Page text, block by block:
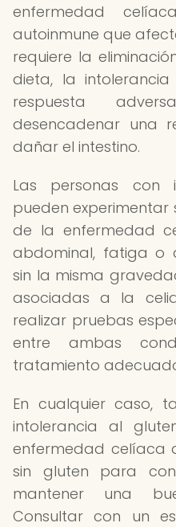
enfermedad
autoinmune que
requiere la
dieta, la
respuesta
desencadenar una
dañar el intestino.
Las personas con
pueden experimentar
de la enfermedad
abdominal, fatiga o
sin la misma
asociadas a la
realizar pruebas
entre ambas
tratamiento
En cualquier caso,
intolerancia al
enfermedad celíaca
sin gluten para
mantener una
Consultar con un